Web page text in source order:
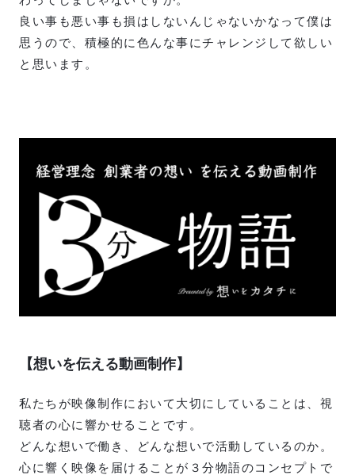
良い事も悪い事も損はしないんじゃないかなって僕は
思うので、積極的に色んな事にチャレンジして欲しい
と思います。
【想いを伝える動画制作】
私たちが映像制作において大切にしていることは、視
聴者の心に響かせることです。
どんな想いで働き、どんな想いで活動しているのか。
心に響く映像を届けることが３分物語のコンセプトで